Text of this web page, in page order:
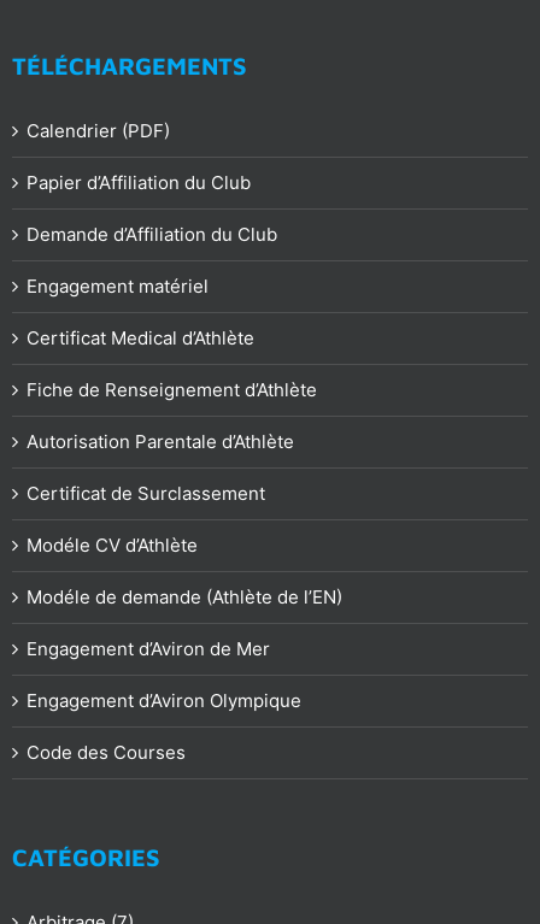
TÉLÉCHARGEMENTS
Calendrier (PDF)
Papier d’Affiliation du Club
Demande d’Affiliation du Club
Engagement matériel
Certificat Medical d’Athlète
Fiche de Renseignement d’Athlète
Autorisation Parentale d’Athlète
Certificat de Surclassement
Modéle CV d’Athlète
Modéle de demande (Athlète de l’EN)
Engagement d’Aviron de Mer
Engagement d’Aviron Olympique
Code des Courses
CATÉGORIES